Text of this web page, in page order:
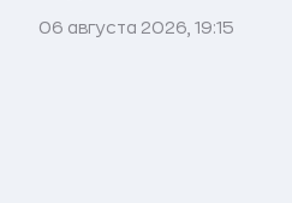
06 августа 2026, 19:15